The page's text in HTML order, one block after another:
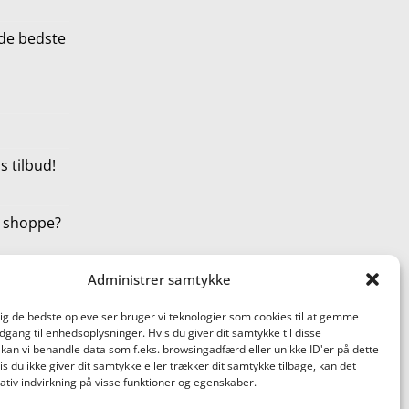
Administrer samtykke
de bedste oplevelser bruger vi teknologier som cookies til at gemme
til enhedsoplysninger. Hvis du giver dit samtykke til disse
vi behandle data som f.eks. browsingadfærd eller unikke ID'er på dette
du ikke giver dit samtykke eller trækker dit samtykke tilbage, kan det
indvirkning på visse funktioner og egenskaber.
bedste
tilbud!